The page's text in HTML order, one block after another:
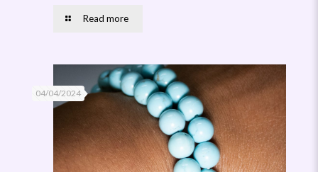
Read more
04/04/2024